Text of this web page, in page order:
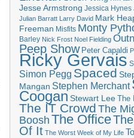
Jesse Armstrong Jessica Hynes
Julian Barratt Larry David Mark
Freeman Misfits Monty
Barley Nick Frost Noel Fielding
Peep Show Peter Capaldi
Ricky Gervais
Simon Pegg Spaced
Mangan Stephen Merchant
CooganStewart Lee The
The IT Crowd The
Boosh The Office
Of It The Worst Week of My Life